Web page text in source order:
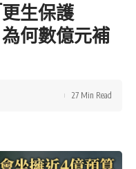
生保護
何數億元補
27 Min Read